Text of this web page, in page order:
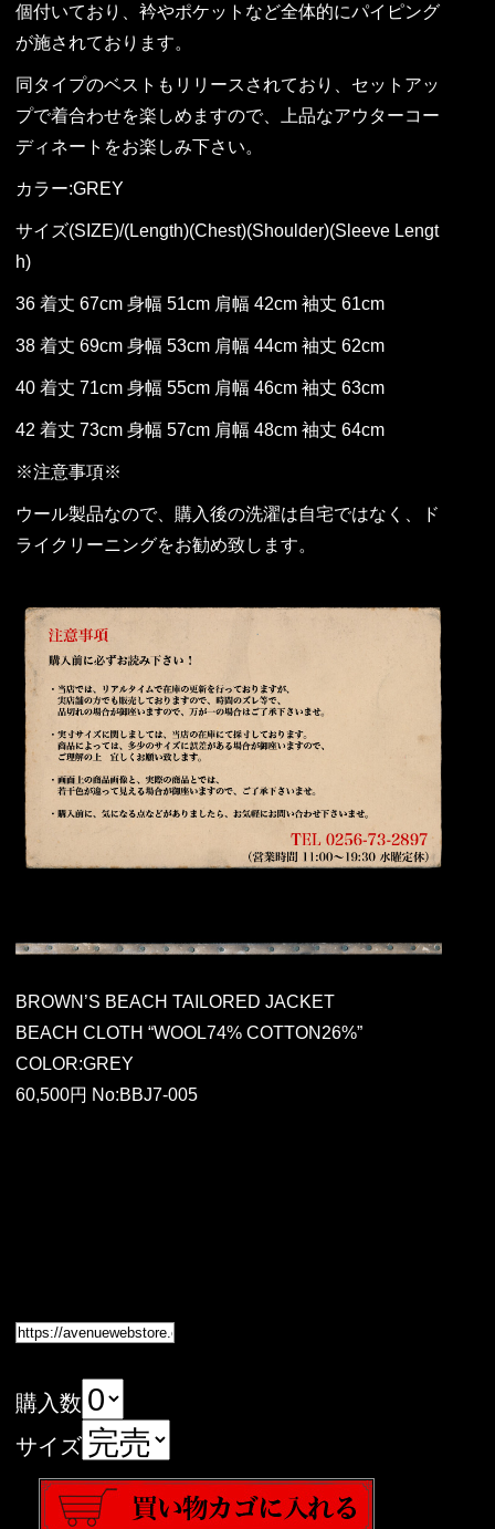
個付いており、衿やポケットなど全体的にパイピング
が施されております。
同タイプのベストもリリースされており、セットアッ
プで着合わせを楽しめますので、上品なアウターコー
ディネートをお楽しみ下さい。
カラー:GREY
サイズ(SIZE)/(Length)(Chest)(Shoulder)(Sleeve Lengt
h)
36 着丈 67cm 身幅 51cm 肩幅 42cm 袖丈 61cm
38 着丈 69cm 身幅 53cm 肩幅 44cm 袖丈 62cm
40 着丈 71cm 身幅 55cm 肩幅 46cm 袖丈 63cm
42 着丈 73cm 身幅 57cm 肩幅 48cm 袖丈 64cm
※注意事項※
ウール製品なので、購入後の洗濯は自宅ではなく、ド
ライクリーニングをお勧め致します。
BROWN’S BEACH TAILORED JACKET
BEACH CLOTH “WOOL74% COTTON26%”
COLOR:GREY
60,500円 No:BBJ7-005
購入数
サイズ